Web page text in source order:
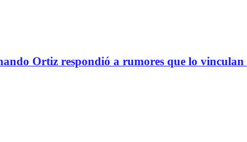
Ortiz respondió a rumores que lo